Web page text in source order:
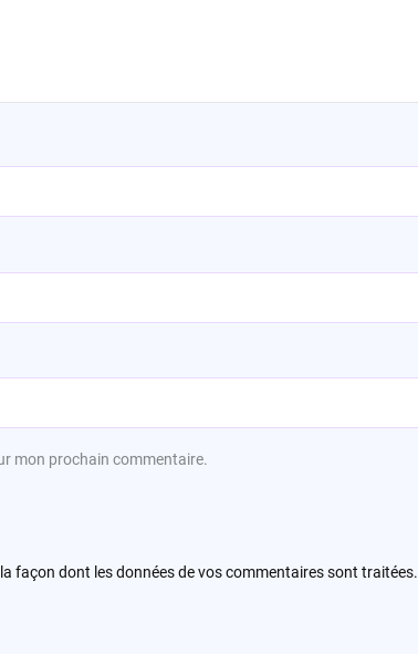
mon prochain commentaire.
façon dont les données de vos commentaires sont traitées.